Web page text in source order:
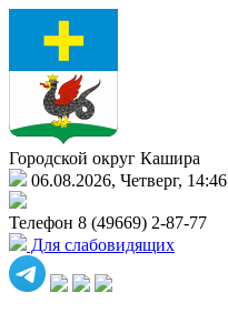
Городской округ Кашира
06.08.2026, Четверг, 14:46
Телефон 8 (49669) 2-87-77
Для слабовидящих